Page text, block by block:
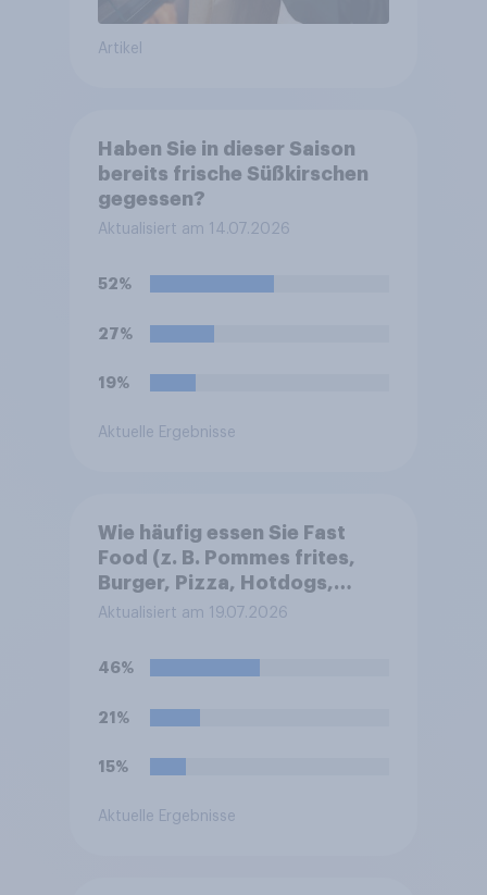
Artikel
Haben Sie in dieser Saison
bereits frische Süßkirschen
gegessen?
Aktualisiert am 14.07.2026
52%
27%
19%
Aktuelle Ergebnisse
Wie häufig essen Sie Fast
Food (z. B. Pommes frites,
Burger, Pizza, Hotdogs,
Chicken Nuggets oder
Aktualisiert am 19.07.2026
46%
21%
15%
Aktuelle Ergebnisse